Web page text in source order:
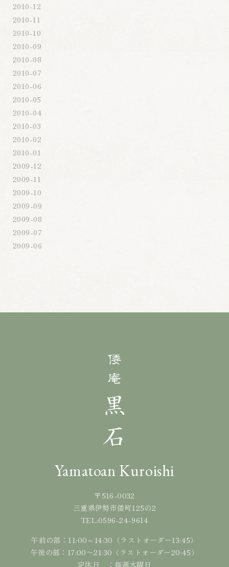
2010-12
2010-11
2010-10
2010-09
2010-08
2010-07
2010-06
2010-05
2010-04
2010-03
2010-02
2010-01
2009-12
2009-11
2009-10
2009-09
2009-08
2009-07
2009-06
Yamatoan Kuroishi
〒516-0032
三重県伊勢市倭町125の2
TEL:0596-24-9614
午前の部：11:00～14:30（ラストオーダー13:45）
午後の部：17:00〜21:30（ラストオーダー20:45）
定休日 ：毎週水曜日